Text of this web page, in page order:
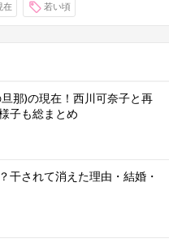
在 若い頃
那)の現在！西川可奈子と再
子も総まとめ
干されて消えた理由・結婚・